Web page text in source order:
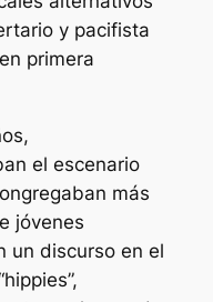
y pacifista
primera
el escenario
más
jóvenes
un discurso en el